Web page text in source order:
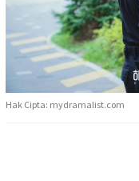
Hak Cipta: mydramalist.com